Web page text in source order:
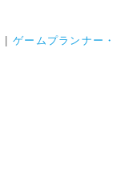
| ゲームプランナー・